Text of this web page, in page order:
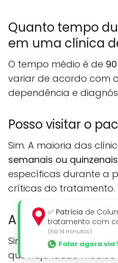
Quanto tempo
em uma clínica
O tempo médio é de
variar de acordo com
dependência e
Posso visitar o
Sim. A maioria das
semanais ou quinzenais
específicas durante a
críticas do tratamento.
A internação
Sim, prevista por lei (Lei
que haja laudo
✅ Patrícia de
tratamento com
(há 14 minutos)
Falar agora via